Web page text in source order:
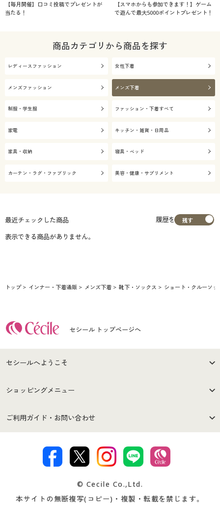
【毎月開催】口コミ投稿でプレゼントが
当たる！
【スマホからも参加できます！】ゲーム
で遊んで最大5000ポイントプレゼント！
商品カテゴリから商品を探す
レディースファッション 女性下着
メンズファッション メンズ下着
制服・学生服 ファッション・下着すべて
家電 キッチン・雑貨・日用品
家具・収納 寝具・ベッド
カーテン・ラグ・ファブリック 美容・健康・サプリメント
最近チェックした商品
履歴を
表示できる商品がありません。
トップ インナー・下着通販 メンズ下着 靴下・ソックス ショート・クルーソッ
セシール トップページへ
セシールへようこそ
はじめての方へ
セシールご利用規約
著作権・商標について 会社案内
ショッピングメニュー
商品カテゴリ
プレゼント＆キャンペーン サイトマップ
ご利用ガイド・お問い合わせ
交換・返品は お支払は
ついて
忘れの場合
© Cecile Co.,Ltd.
本サイトの無断複写(コピー)・複製・転載を禁じます。